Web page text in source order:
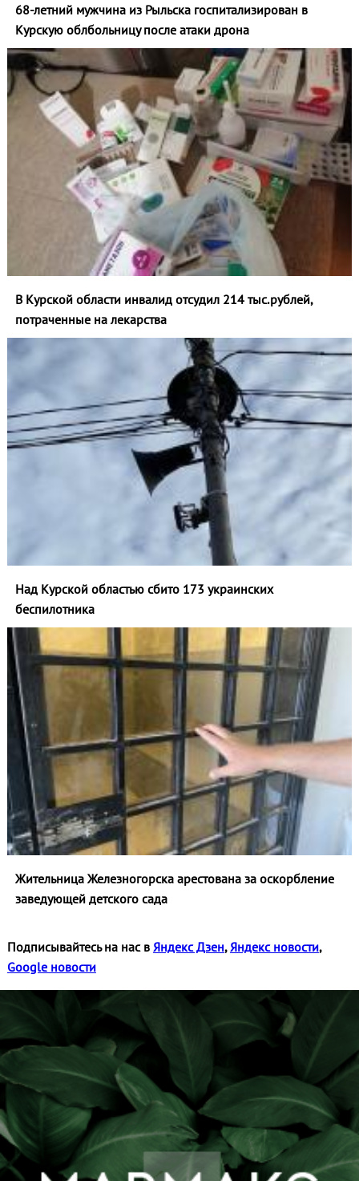
68-летний мужчина из Рыльска госпитализирован в
Курскую облбольницу после атаки дрона
В Курской области инвалид отсудил 214 тыс.рублей,
потраченные на лекарства
Над Курской областью сбито 173 украинских
беспилотника
Жительница Железногорска арестована за оскорбление
заведующей детского сада
Подписывайтесь на нас в Яндекс Дзен, Яндекс новости,
Google новости